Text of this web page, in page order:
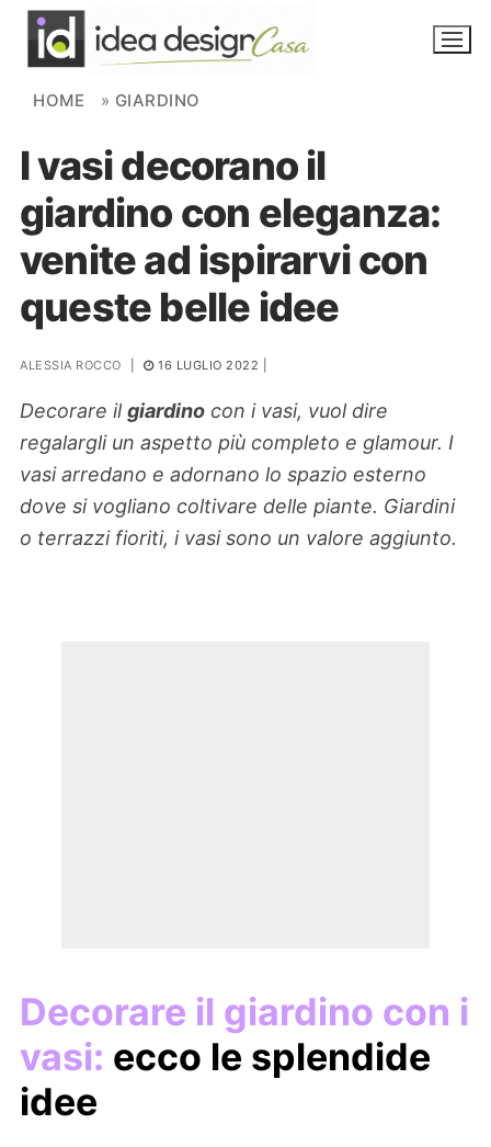
Skip to content
NOVITÀ
AMBIENTI
FAI DA TE
PIANTE
Ortaggio
HOME » GIARDINO
I vasi decorano il
giardino con eleganza:
venite ad ispirarvi con
queste belle idee
ALESSIA ROCCO 16 LUGLIO 2022
Decorare ilgiardino con i vasi, vuol dire
regalargli un aspetto più completo e glamour. I
vasi arredano e adornano lo spazio esterno
dove si vogliano coltivare delle piante. Giardini
o terrazzi fioriti, i vasi sono un valore aggiunto.
Decorare il giardino con i
vasi: ecco le splendide
idee